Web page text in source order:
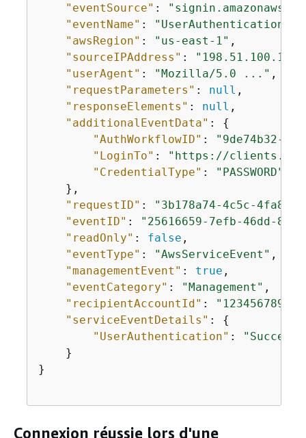
"eventSource" :
"eventName" : "UserAuthentication"
"awsRegion" : "us-east-1" ,
"sourceIPAddress" : "198.51.100.1"
"userAgent" : "Mozilla/5.0 ..." ,
"requestParameters" : null ,
"responseElements" : null ,
"additionalEventData" : {
"AuthWorkflowID" :
"9de74b32-
"LoginTo" :
"https://
"CredentialType" :
"PASSWORD"
    },
"requestID" :
"3b178a74-4c5c-4fa8-
"eventID" :
"25616659-7efb-46dd-
"readOnly" : false ,
"eventType" : "AwsServiceEvent" ,
"managementEvent" : true ,
"eventCategory" : "Management" ,
"recipientAccountId" :
"serviceEventDetails" : {
"UserAuthentication" :
"Success"
    }
}
Connexion réussie lors d'une